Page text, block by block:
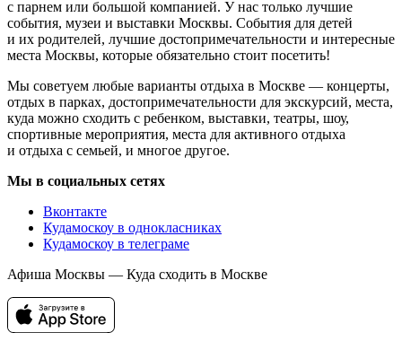
с парнем или большой компанией. У нас только лучшие
события, музеи и выставки Москвы. События для детей
и их родителей, лучшие достопримечательности и интересные
места Москвы, которые обязательно стоит посетить!
Мы советуем любые варианты отдыха в Москве — концерты,
отдых в парках, достопримечательности для экскурсий, места,
куда можно сходить с ребенком, выставки, театры, шоу,
спортивные мероприятия, места для активного отдыха
и отдыха с семьей, и многое другое.
Мы в социальных сетях
Вконтакте
Кудамоскоу в однокласниках
Кудамоскоу в телеграме
Афиша Москвы — Куда сходить в Москве